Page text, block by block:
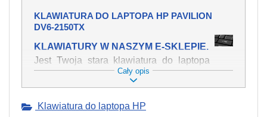
KLAWIATURA DO LAPTOPA HP PAVILION
DV6-2150TX
KLAWIATURY W NASZYM E-SKLEPIE.
Jest Twoja stara klawiatura do laptopa
HP Pavilion dv6-2150tx mechanicznie
uszkodzona, polałeś ją płynem, który
swojej pozycji? Kup nową klawiaturę,
Cały opis
Klawiatura do laptopa HP